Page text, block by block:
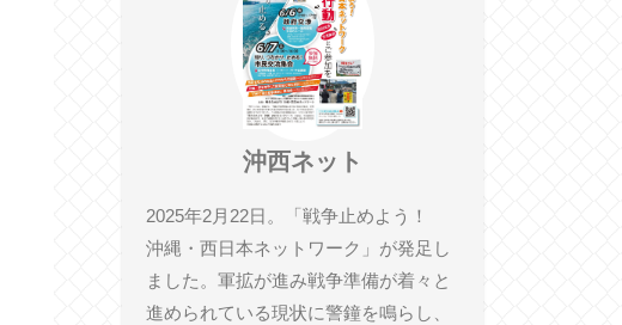
沖西ネット
2025年2月22日。「戦争止めよう！
沖縄・西日本ネットワーク」が発足し
ました。軍拡が進み戦争準備が着々と
進められている現状に警鐘を鳴らし、